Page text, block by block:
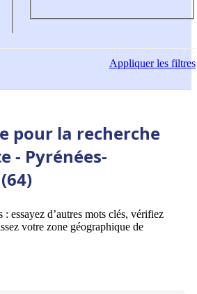
Appliquerles filtres
pour la recherche
- Pyrénées-
essayez d’autres mots clés, vérifiez
votre zone géographique de